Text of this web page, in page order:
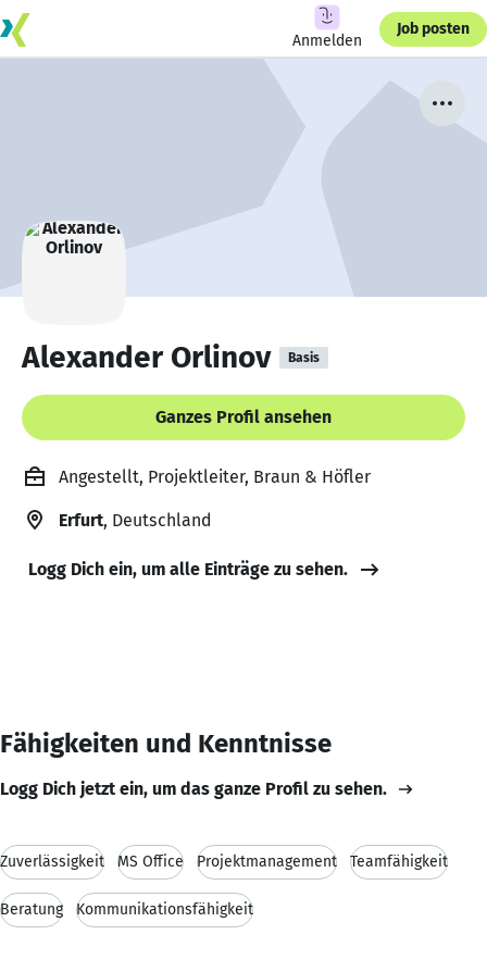
Anmelden
Job posten
Alexander Orlinov Basis
Ganzes Profil ansehen
Angestellt, Projektleiter, Braun & Höfler
Erfurt, Deutschland
Logg Dich ein, um alle Einträge zu sehen.
Fähigkeiten und Kenntnisse
Logg Dich jetzt ein, um das ganze Profil zu sehen.
Zuverlässigkeit MS Office Projektmanagement Teamfähigkeit
Beratung Kommunikationsfähigkeit